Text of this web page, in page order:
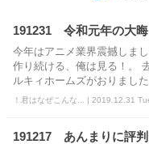
191231 令和元年の大
今年はアニメ業界震撼しま
作り続ける、俺は見る！。
ルキィホームズがおりまし
！君はなぜこんな... | 2019.12.31
191217 あんまりに評